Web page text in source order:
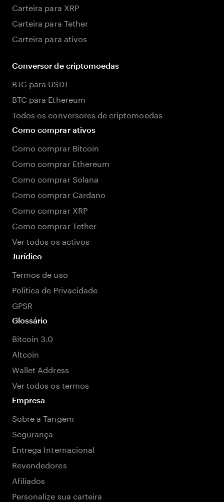
Carteira para XRP
Carteira para Tether
Carteira para ativos
Conversor de criptomoedas
BTC para USDT
BTC para Ethereum
Todos os conversores de criptomoedas
Como comprar ativos
Como comprar Bitcoin
Como comprar Ethereum
Como comprar Solana
Como comprar Cardano
Como comprar XRP
Como comprar Tether
Ver todos os activos
Jurídico
Termos de uso
Política de Privacidade
GPSR
Glossário
Bitcoin 3.0
Altcoin
Wallet Address
Ver todos os termos
Empresa
Sobre a Tangem
Segurança
Entrega Internacional
Revendedores
Afiliados
Personalize sua carteira